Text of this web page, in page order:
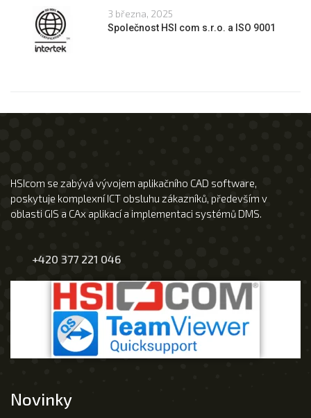
3 března, 2025
Společnost HSI com s.r.o. a ISO 9001
HSIcom se zabývá vývojem aplikačního CAD software,
poskytuje komplexní ICT obsluhu zákazníků, především v
oblasti GIS a CAx aplikací a implementaci systémů DMS.
+420 377 221 046
Novinky